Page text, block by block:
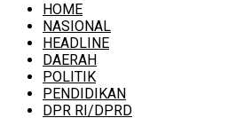
HOME
NASIONAL
HEADLINE
DAERAH
POLITIK
PENDIDIKAN
DPR RI/DPRD